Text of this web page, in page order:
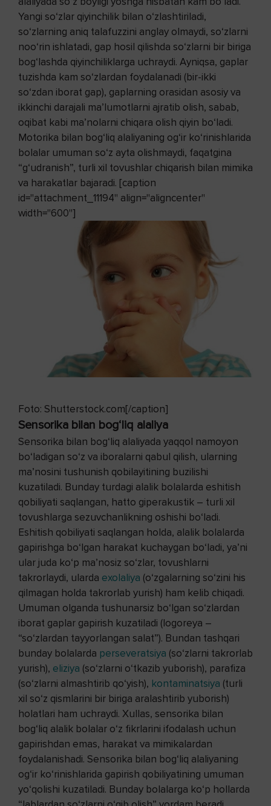
Yangi so‘zlar qiyinchilik bilan o‘zlashtiriladi,
so‘zlarning aniq talafuzzini anglay olmaydi, so‘zlarni
noo‘rin ishlatadi, gap hosil qilishda so‘zlarni bir biriga
bog‘lashda qiyinchiliklarga uchraydi. Ayniqsa, gaplar
tuzishda kam so‘zlardan foydalanadi (bir-ikki
so‘zdan iborat gap), gaplarning orasidan asosiy va
ikkinchi darajali ma’lumotlarni ajratib olish, sabab,
oqibat kabi ma’nolarni chiqara olish qiyin bo‘ladi.
Motorika bilan bog‘liq alaliyaning og‘ir ko‘rinishlarida
bolalar umuman so‘z ayta olishmaydi, faqatgina
“g‘udranish”, turli xil tovushlar chiqarish bilan mimika
va harakatlar bajaradi. [caption
id="attachment_11194" align="aligncenter"
width="600"]
Foto: Shutterstock.com[/caption]
Sensorika bilan bog‘liq alaliya
Sensorika bilan bog‘liq alaliyada yaqqol namoyon
bo‘ladigan so‘z va iboralarni qabul qilish, ularning
ma’nosini tushunish qobilayitining buzilishi
kuzatiladi. Bunday turdagi alalik bolalarda eshitish
qobiliyati saqlangan, hatto giperakustik – turli xil
tovushlarga sezuvchanlikning oshishi bo‘ladi.
Eshitish qobiliyati saqlangan holda, alalik bolalarda
gapirishga bo‘lgan harakat kuchaygan bo‘ladi, ya’ni
ular juda ko‘p ma’nosiz so‘zlar, tovushlarni
takrorlaydi, ularda exolaliya (o‘zgalarning so‘zini his
qilmagan holda takrorlab yurish) ham kelib chiqadi.
Umuman olganda tushunarsiz bo‘lgan so‘zlardan
iborat gaplar gapirish kuzatiladi (logoreya –
“so‘zlardan tayyorlangan salat”). Bundan tashqari
bunday bolalarda perseveratsiya (so‘zlarni takrorlab
yurish), eliziya (so‘zlarni o‘tkazib yuborish), parafiza
(so‘zlarni almashtirib qo‘yish), kontaminatsiya (turli
xil so‘z qismlarini bir biriga aralashtirib yuborish)
holatlari ham uchraydi. Xullas, sensorika bilan
bog‘liq alalik bolalar o‘z fikrlarini ifodalash uchun
gapirishdan emas, harakat va mimikalardan
foydalanishadi. Sensorika bilan bog‘liq alaliyaning
og‘ir ko‘rinishlarida gapirish qobiliyatining umuman
yo‘qolishi kuzatiladi. Bunday bolalarga ko‘p hollarda